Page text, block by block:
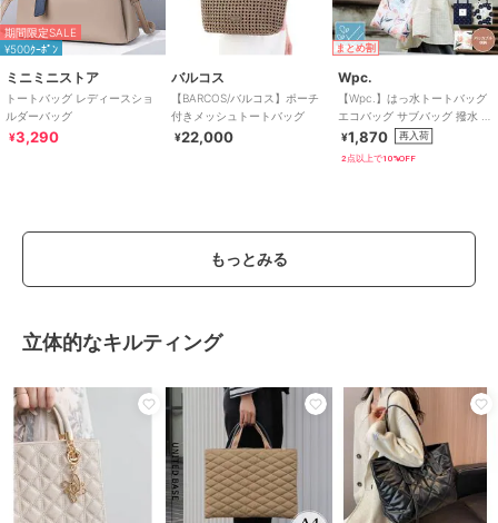
期間限定SALE
¥500ｸｰﾎﾟﾝ
ミニミニストア
トートバッグ レディースショ
ルダーバッグ
¥3,290
バルコス
【BARCOS/バルコス】ポーチ
付きメッシュトートバッグ
¥22,000
まとめ割
Wpc.
【Wpc.】はっ水トートバッグ
エコバッグ サブバッグ 撥水 コ
ンパクト かわいい レディース
¥1,870 再入荷
2点以上で10%OFF
もっとみる
立体的なキルティング